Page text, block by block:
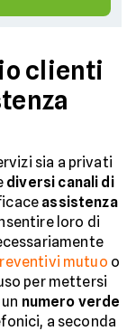
clienti
sia a privati
diversi canali di
assistenza
loro di
mutuo o
per mettersi
numero verde
a seconda